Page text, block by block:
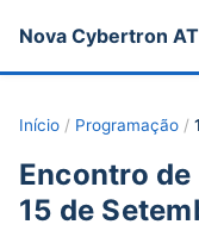
Nova Cybertron
Início / Programação /
Encontro
15 de